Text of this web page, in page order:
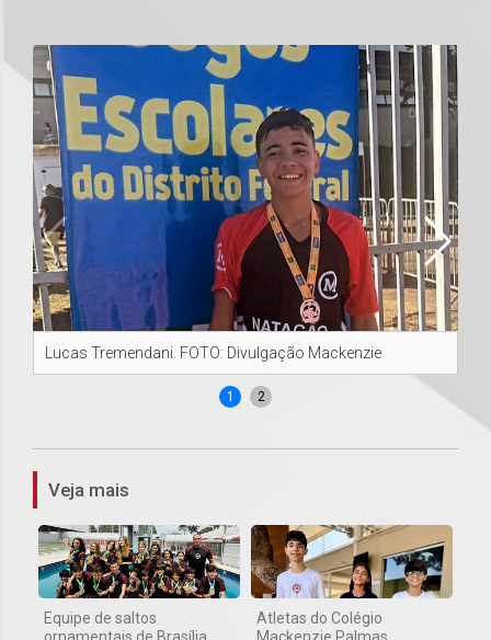
Lucas Tremendani. FOTO: Divulgação Mackenzie
1 2
Veja mais
Equipe de saltos
ornamentais de Brasília
Atletas do Colégio
Mackenzie Palmas